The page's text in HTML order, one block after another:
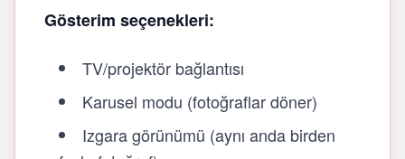
Gösterim seçenekleri:
TV/projektör bağlantısı
Karusel modu (fotoğraflar döner)
Izgara görünümü (aynı anda birden